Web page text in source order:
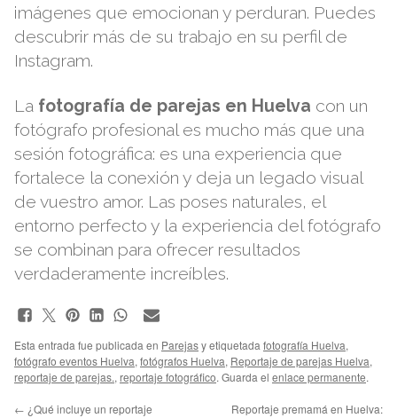
imágenes que emocionan y perduran. Puedes
descubrir más de su trabajo en su perfil de
Instagram.
La fotografía de parejas en Huelva con un
fotógrafo profesional es mucho más que una
sesión fotográfica: es una experiencia que
fortalece la conexión y deja un legado visual
de vuestro amor. Las poses naturales, el
entorno perfecto y la experiencia del fotógrafo
se combinan para ofrecer resultados
verdaderamente increíbles.
Esta entrada fue publicada en Parejasy etiquetada fotografía Huelva,
fotógrafo eventos Huelva, fotógrafos Huelva, Reportaje de parejas Huelva,
reportaje de parejas., reportaje fotográfico. Guarda el enlace permanente.
← ¿Qué incluye un reportaje
Reportaje premamá en Huelva: